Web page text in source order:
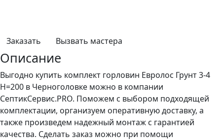
Заказать Вызвать мастера
Описание
Выгодно купить комплект горловин Евролос Грунт 3-4
H=200 в Черноголовке можно в компании
СептикСервис.PRO. Поможем с выбором подходящей
комплектации, организуем оперативную доставку, а
также произведем надежный монтаж с гарантией
качества. Сделать заказ можно при помощи